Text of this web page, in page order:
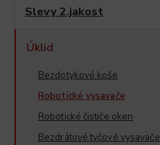
Slevy 2.jakost
Úklid
Bezdotykové koše
Robotické vysavače
Robotické čističe oken
Bezdrátové tyčové vysavače